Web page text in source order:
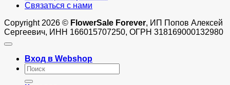
Связаться с нами
Copyright 2026 © FlowerSale Forever, ИП Попов Алексей
Сергеевич, ИНН 166015707250, ОГРН 318169000132980
Вход в Webshop
Искать: